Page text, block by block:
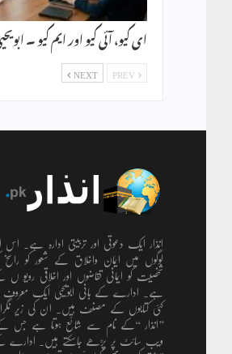
ای کیو، آئی کیو اور ایم کیو ۔
NEXT
انذار ایک دعوتی اور تربیتی ادارہ ہے۔
لوگوں میں ایمان واخلاق کے شعور کو راسخ
شخصیت کو ایمانی تقاضوں اور اخلاقی رویو ں
ہے۔ ادارے کے بانی ابویحییٰ ایک معروف
کئی کتابوں کے مصنف ہیں۔ ان کی زیر
’’انذار ‘‘کے نام سے شائع ہوتا ہے جس
ویب سائٹ پر پڑھے جاسکتے ہیں۔ ادارے